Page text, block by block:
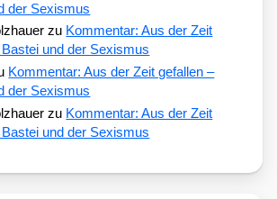
der Sexismus
zu Kommentar: Aus der Zeit
und der Sexismus
Kommentar: Aus der Zeit gefallen –
der Sexismus
zu Kommentar: Aus der Zeit
und der Sexismus